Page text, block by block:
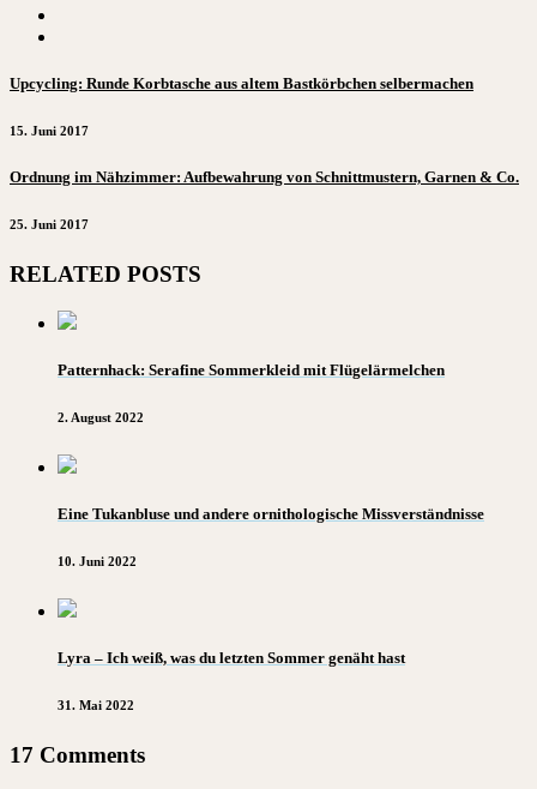
Upcycling: Runde Korbtasche aus altem Bastkörbchen selbermachen
15. Juni 2017
Ordnung im Nähzimmer: Aufbewahrung von Schnittmustern, Garnen & Co.
25. Juni 2017
RELATED POSTS
Patternhack: Serafine Sommerkleid mit Flügelärmelchen
2. August 2022
Eine Tukanbluse und andere ornithologische Missverständnisse
10. Juni 2022
Lyra – Ich weiß, was du letzten Sommer genäht hast
31. Mai 2022
17 Comments